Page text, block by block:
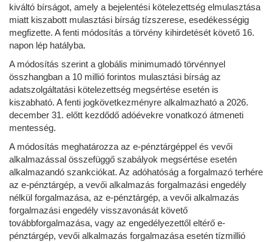
kiváltó bírságot, amely a bejelentési kötelezettség elmulasztása
miatt kiszabott mulasztási bírság tízszerese, esedékességig
megfizette. A fenti módosítás a törvény kihirdetését követő 16.
napon lép hatályba.
A módosítás szerint a globális minimumadó törvénnyel
összhangban a 10 millió forintos mulasztási bírság az
adatszolgáltatási kötelezettség megsértése esetén is
kiszabható. A fenti jogkövetkezményre alkalmazható a 2026.
december 31. előtt kezdődő adóévekre vonatkozó átmeneti
mentesség.
A módosítás meghatározza az e-pénztárgéppel és vevői
alkalmazással összefüggő szabályok megsértése esetén
alkalmazandó szankciókat. Az adóhatóság a forgalmazó terhére
az e-pénztárgép, a vevői alkalmazás forgalmazási engedély
nélkül forgalmazása, az e-pénztárgép, a vevői alkalmazás
forgalmazási engedély visszavonását követő
továbbforgalmazása, vagy az engedélyezettől eltérő e-
pénztárgép, vevői alkalmazás forgalmazása esetén tízmillió